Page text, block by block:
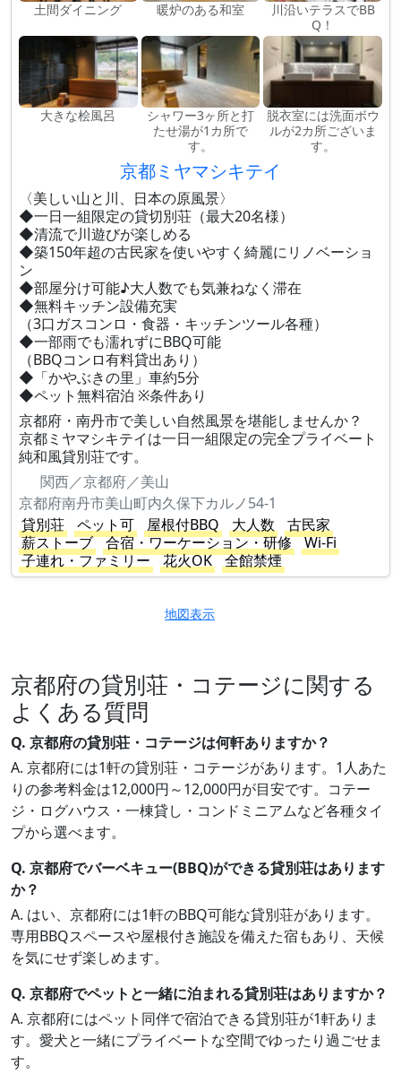
土間ダイニング 暖炉のある和室
川沿いテラスでBB
Q！
大きな桧風呂
シャワー3ヶ所と打
たせ湯が1カ所で
す。
脱衣室には洗面ボウ
ルが2カ所ございま
す。
京都ミヤマシキテイ
〈美しい山と川、日本の原風景〉
◆一日一組限定の貸切別荘（最大20名様）
◆清流で川遊びが楽しめる
◆築150年超の古民家を使いやすく綺麗にリノベーショ
ン
◆部屋分け可能♪大人数でも気兼ねなく滞在
◆無料キッチン設備充実
（3口ガスコンロ・食器・キッチンツール各種）
◆一部雨でも濡れずにBBQ可能
（BBQコンロ有料貸出あり）
◆「かやぶきの里」車約5分
◆ペット無料宿泊 ※条件あり
京都府・南丹市で美しい自然風景を堪能しませんか？
京都ミヤマシキテイは一日一組限定の完全プライベート
純和風貸別荘です。
関西／京都府／美山
京都府南丹市美山町内久保下カルノ54-1
貸別荘
ペット可 屋根付BBQ 大人数
古民家
薪ストーブ
合宿・ワーケーション・研修
Wi-Fi
子連れ・ファミリー
花火OK 全館禁煙
地図表示
京都府の貸別荘・コテージに関する
よくある質問
Q. 京都府の貸別荘・コテージは何軒ありますか？
A. 京都府には1軒の貸別荘・コテージがあります。1人あた
りの参考料金は12,000円～12,000円が目安です。コテー
ジ・ログハウス・一棟貸し・コンドミニアムなど各種タイ
プから選べます。
Q. 京都府でバーベキュー(BBQ)ができる貸別荘はあります
か？
A. はい、京都府には1軒のBBQ可能な貸別荘があります。
専用BBQスペースや屋根付き施設を備えた宿もあり、天候
を気にせず楽しめます。
Q. 京都府でペットと一緒に泊まれる貸別荘はありますか？
A. 京都府にはペット同伴で宿泊できる貸別荘が1軒ありま
す。愛犬と一緒にプライベートな空間でゆったり過ごせま
す。